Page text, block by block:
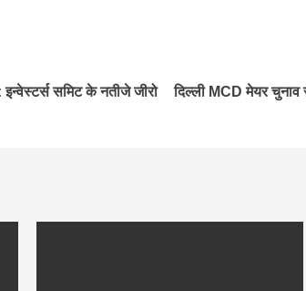
समिट के नतीजे जीरो
दिल्ली MCD मेयर चुनाव